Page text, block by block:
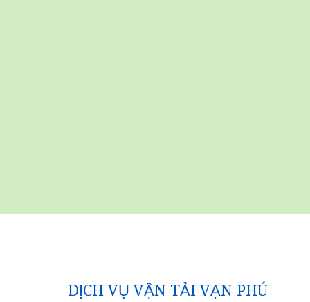
DỊCH VỤ VẬN TẢI VẠN PHÚ